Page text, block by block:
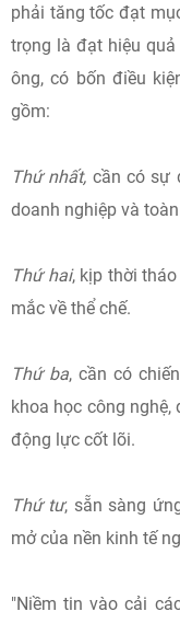
phải tăng tốc đạt
trọng là đạt hiệu
ông, có bốn điều
gồm:
Thứ nhất, cần có sự
doanh nghiệp và
Thứ hai, kịp thời
mắc về thể chế.
Thứ ba, cần có
khoa học công
động lực cốt lõi.
Thứ tư, sẵn sàng
mở của nền kinh tế
"Niềm tin vào cải